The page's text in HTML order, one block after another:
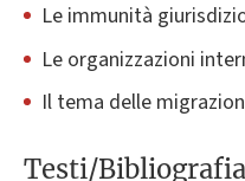
Le immunità
Le organizzazioni
Il tema delle
Testi/Bibliografia